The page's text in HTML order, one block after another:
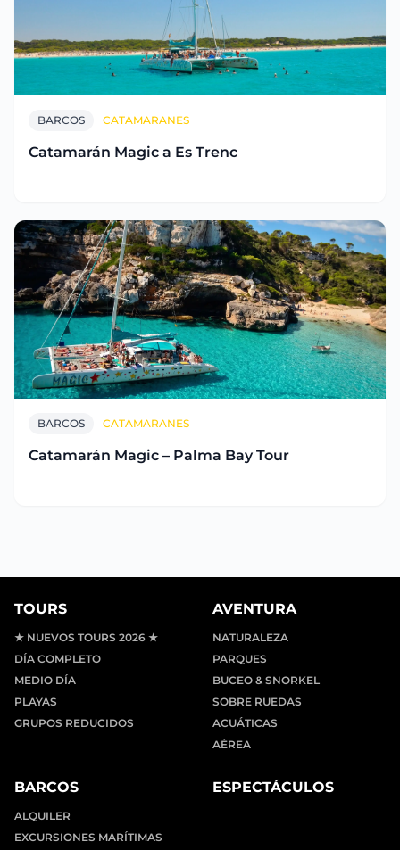
BARCOS CATAMARANES
Catamarán Magic a Es Trenc
BARCOS CATAMARANES
Catamarán Magic – Palma Bay Tour
TOURS
★ NUEVOS TOURS 2026 ★
DÍA COMPLETO
MEDIO DÍA
PLAYAS
GRUPOS REDUCIDOS
AVENTURA
NATURALEZA
PARQUES
BUCEO & SNORKEL
SOBRE RUEDAS
ACUÁTICAS
AÉREA
BARCOS
ALQUILER
EXCURSIONES MARÍTIMAS
ESPECTÁCULOS